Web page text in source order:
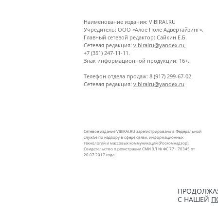
Наименование издания: VIBIRAI.RU
Учредитель: ООО «Алое Поле Адвертайзинг».
Главный сетевой редактор: Сайкин Е.Б.
Сетевая редакция: vibirairu@yandex.ru
+7 (351) 247-11-11.
Знак информационной продукции: 16+.
Телефон отдела продаж: 8 (917) 299-67-02
Сетевая редакция: vibirairu@yandex.ru
Сетевое издание VIBIRAI.RU зарегистрировано в Федеральной
службе по надзору в сфере связи, информационных
технологий и массовых коммуникаций (Роскомнадзор).
Свидетельство о регистрации СМИ ЭЛ № ФС 77 - 70345 от
20.07.2017 года
С НАШЕЙ